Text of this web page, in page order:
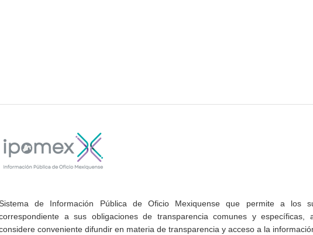
de Información Pública de Oficio Mexiquense que permite a los
a sus obligaciones de transparencia comunes y
conveniente difundir en materia de transparencia y acceso a la